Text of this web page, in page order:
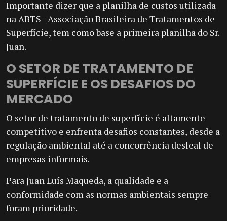
Importante dizer que a planilha de custos utilizada
na ABTS - Associação Brasileira de Tratamentos de
Superfície, tem como base a primeira planilha do Sr.
Juan.
O SETOR DE TRATAMENTO DE
SUPERFÍCIE E OS DESAFIOS DO
MERCADO
O setor de tratamento de superfície é altamente
competitivo e enfrenta desafios constantes, desde a
regulação ambiental até a concorrência desleal de
empresas informais.
Para Juan Luís Maqueda, a qualidade e a
conformidade com as normas ambientais sempre
foram prioridade.